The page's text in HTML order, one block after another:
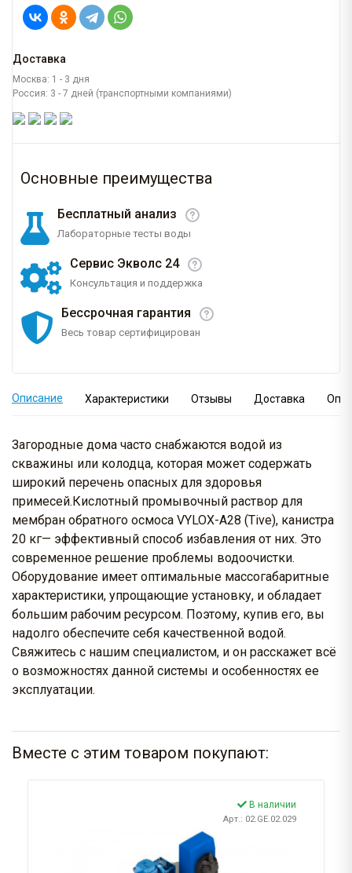
Доставка
Москва: 1 - 3 дня
Россия: 3 - 7 дней (транспортными компаниями)
Основные преимущества
Бесплатный анализ
Лабораторные тесты воды
Сервис Экволс 24
Консультация и поддержка
Бессрочная гарантия
Весь товар сертифицирован
Описание Характеристики Отзывы Доставка
Загородные дома часто снабжаются водой из
скважины или колодца, которая может содержать
широкий перечень опасных для здоровья
примесей.Кислотный промывочный раствор для
мембран обратного осмоса VYLOX-A28 (Tive), канистра
20 кг— эффективный способ избавления от них. Это
современное решение проблемы водоочистки.
Оборудование имеет оптимальные массогабаритные
характеристики, упрощающие установку, и обладает
большим рабочим ресурсом. Поэтому, купив его, вы
надолго обеспечите себя качественной водой.
Свяжитесь с нашим специалистом, и он расскажет всё
о возможностях данной системы и особенностях ее
эксплуатации.
Вместе с этим товаром покупают:
В наличии
Арт.: 02.GE.02.029